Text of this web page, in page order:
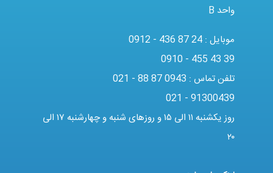
واحد B
موبایل : 0912 - 436 87 24
0910 - 455 43 39
تلفن تماس : 021 - 88 87 0943
021 - 91300439
روز یکشنبه ۱۱ الی ۱۵ و روزهای شنبه و چهارشنبه ۱۷ الی
۲۰